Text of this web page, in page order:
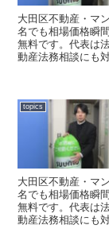
大田区不動産・マ
名でも相場価格瞬
無料です。代表は
動産法務相談にも
topics
大田区不動産・マ
名でも相場価格瞬
無料です。代表は
動産法務相談にも